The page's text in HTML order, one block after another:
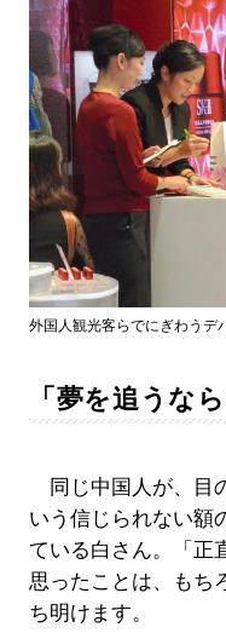
外国人観光客らでにぎわうデ
「夢を追うな
同じ中国人が、目
いう信じられない額
ている白さん。「正
思ったことは、もち
ち明けます。